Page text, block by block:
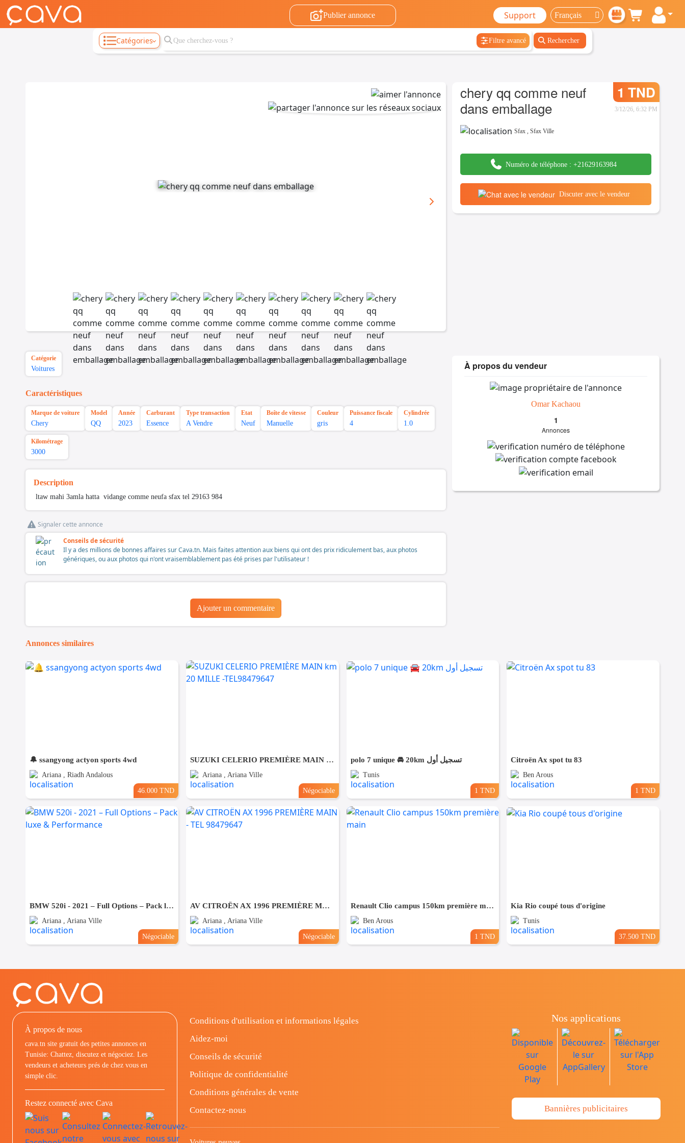
Publier annonce Support
Catégories Filtre avancé Rechercher
chery qq comme neuf
dans emballage
1 TND
3/12/26, 6:32 PM
Sfax ,Sfax Ville
Numéro de téléphone :+21629163984
Discuter avec le vendeur
Catégorie
Voitures
Caractéristiques
Marque de voiture
Chery
Model
QQ
Année
2023
Carburant
Essence
Type transaction
A Vendre
Etat
Neuf
Boîte de vitesse
Manuelle
Couleur
gris
Puissance fiscale
4
Cylindrée
1.0
Kilométrage
3000
Description
ltaw mahi 3amla hatta vidange comme neufa sfax tel 29163 984
Signaler cette annonce
Conseils de sécurité
Il y a des millions de bonnes affaires sur Cava.tn. Mais faites attention aux biens qui ont des prix ridiculement bas, aux photos
génériques, ou aux photos qui n'ont vraisemblablement pas été prises par l'utilisateur !
Ajouter un commentaire
À propos du vendeur
Omar Kachaou
1
Annonces
Annonces similaires
🔔 ssangyong actyon sports 4wd
Ariana , Riadh Andalous
46.000 TND
SUZUKI CELERIO PREMIÈRE MAIN km 20 MILLE -TEL98479647
Ariana , Ariana Ville
Négociable
polo 7 unique 🚘 20km تسجيل أول
Tunis
1 TND
Citroën Ax spot tu 83
Ben Arous
1 TND
BMW 520i - 2021 – Full Options – Pack luxe & Performance
Ariana , Ariana Ville
Négociable
AV CITROËN AX 1996 PREMIÈRE MAIN - TEL 98479647
Ariana , Ariana Ville
Négociable
Renault Clio campus 150km première main
Ben Arous
1 TND
Kia Rio coupé tous d'origine
Tunis
37.500 TND
À propos de nous
cava.tn site gratuit des petites annonces en
Tunisie: Chattez, discutez et négociez. Les
vendeurs et acheteurs prés de chez vous en
simple clic.
Restez connecté avec Cava
Conditions d'utilisation et informations légales
Aidez-moi
Conseils de sécurité
Politique de confidentialité
Conditions générales de vente
Contactez-nous
Nos applications
Bannières publicitaires